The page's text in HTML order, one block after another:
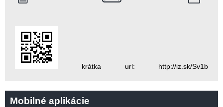
krátka url: http://iz.sk/Sv1b
Mobilné aplikácie